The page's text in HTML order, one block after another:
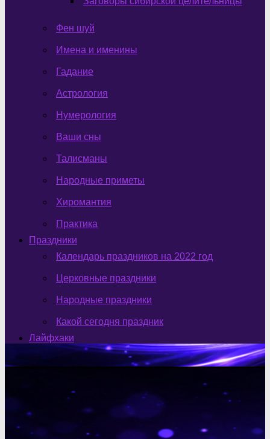
Фен шуй
Имена и именины
Гадание
Астрология
Нумерология
Ваши сны
Талисманы
Народные приметы
Хиромантия
Практика
Праздники
Календарь праздников на 2022 год
Церковные праздники
Народные праздники
Какой сегодня праздник
Лайфхаки